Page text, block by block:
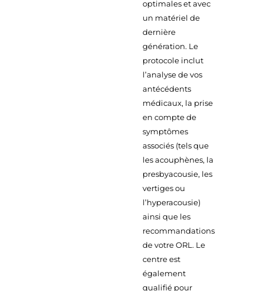
optimales et avec
un matériel de
dernière
génération. Le
protocole inclut
l’analyse de vos
antécédents
médicaux, la prise
en compte de
symptômes
associés (tels que
les acouphènes, la
presbyacousie, les
vertiges ou
l’hyperacousie)
ainsi que les
recommandations
de votre ORL. Le
centre est
également
qualifié pour